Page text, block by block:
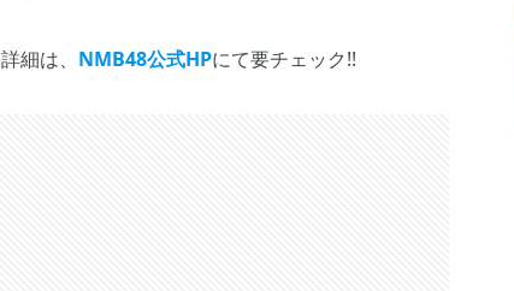
詳細は、 NMB48公式HPにて要チェック!!